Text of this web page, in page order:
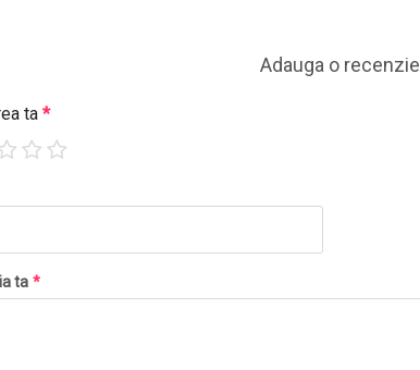
Adauga o recenzie
ta *
ta *